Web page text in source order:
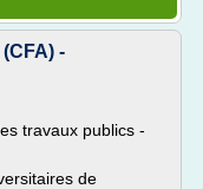
-
travaux publics -
de